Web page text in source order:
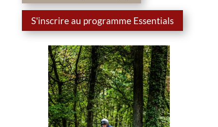
S'inscrire au programme Essentials